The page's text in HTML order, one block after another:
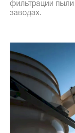
фильтрации
заводах.